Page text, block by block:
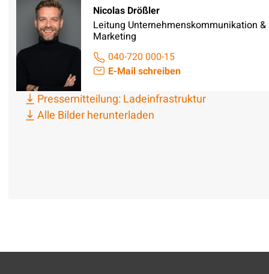
Nicolas Drößler
Leitung Unternehmenskommunikation &
Marketing
040-720 000-15
E-Mail schreiben
Pressemitteilung: Ladeinfrastruktur
Alle Bilder herunterladen